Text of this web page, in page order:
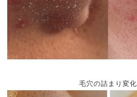
毛穴の詰まり変化